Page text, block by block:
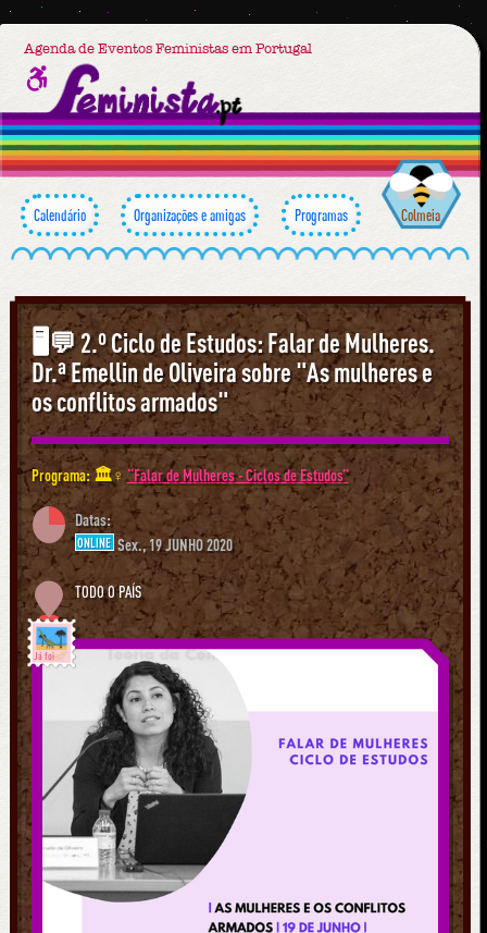
Agenda de Eventos Feministas em Portugal
Calendário Organizações e amigas Programas Colmeia
🖥💬 2.º Ciclo de Estudos: Falar de Mulheres.
Dr.ª Emellin de Oliveira sobre "As mulheres e
os conflitos armados"
Programa: 🏛♀︎ “Falar de Mulheres - Ciclos de Estudos”
Datas:
ONLINE Sex., 19 JUNHO 2020
TODO O PAÍS
Já foi